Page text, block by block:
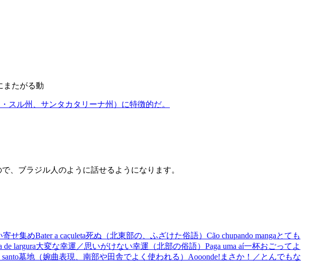
またがる動
スル州、サンタカタリーナ州）に特徴的だ。
、ブラジル人のように話せるようになります。
寄せ集めBater a caçuleta死ぬ（北東部の、ふざけた俗語） Cão chupando mangaとても
de largura大変な幸運／思いがけない幸運（北部の俗語） Paga uma aí一杯おごってよ
墓地（婉曲表現、南部や田舎でよく使われる） Aooonde! まさか！／とんでもな